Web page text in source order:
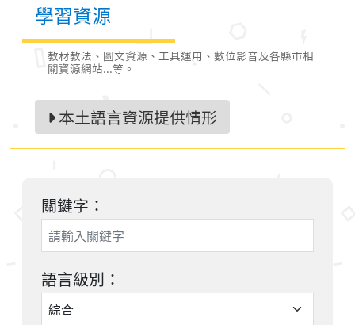
學習資源
教材教法、圖文資源、工具運用、數位影音及各縣市相
關資源網站...等。
本土語言資源提供情形
關鍵字：
語言級別：